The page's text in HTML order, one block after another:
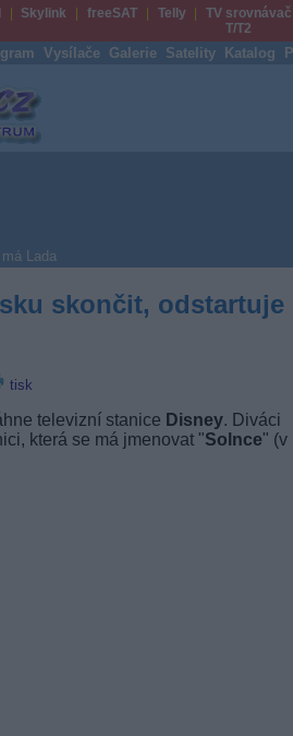
Skylink freeSAT Telly
TV srovnávač
T/T2
Vysílače Galerie Satelity Katalog
Lada
skončit, odstartuje
tisk
televizní stanice Disney. Diváci
která se má jmenovat "Solnce" (v